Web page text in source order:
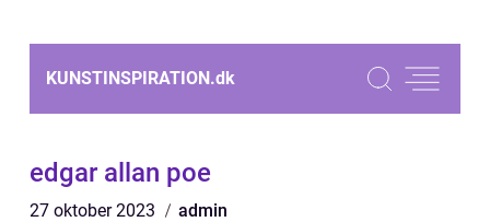
KUNSTINSPIRATION.dk
edgar allan poe
27 oktober 2023 admin